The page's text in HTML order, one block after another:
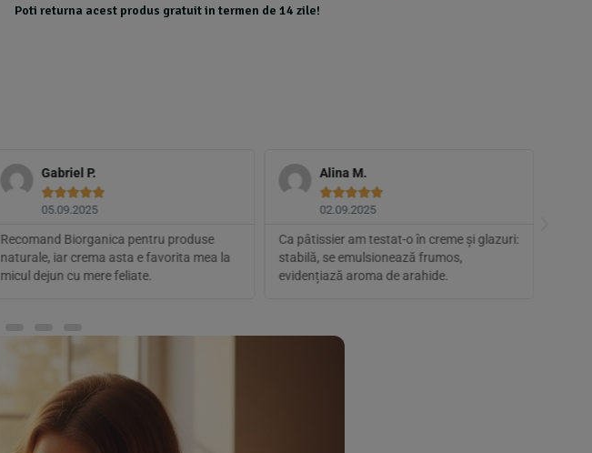
Poti returna acest produs gratuit in termen de 14 zile!
Gabriel P.

05.09.2025
Recomand Biorganica pentru produse
naturale, iar crema asta e favorita mea la
micul dejun cu mere feliate.
Alina M.

02.09.2025
Ca pâtissier am testat-o în creme și glazuri:
stabilă, se emulsionează frumos,
evidențiază aroma de arahide.